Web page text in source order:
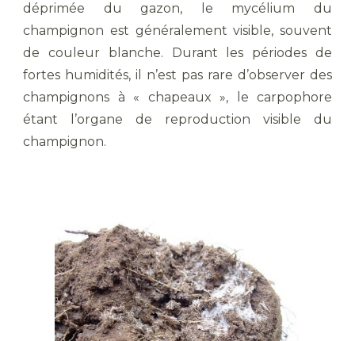
déprimée du gazon, le mycélium du
champignon est généralement visible, souvent
de couleur blanche. Durant les périodes de
fortes humidités, il n’est pas rare d’observer des
champignons à « chapeaux », le carpophore
étant l’organe de reproduction visible du
champignon.